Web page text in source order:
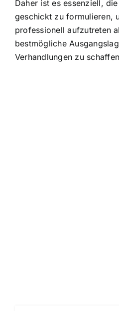
Daher ist es essenziell,
geschickt zu formulieren,
professionell aufzutreten
bestmögliche
Verhandlungen zu